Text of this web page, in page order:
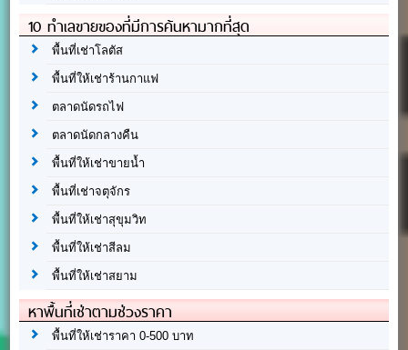
10 ทำเลขายของที่มีการค้นหามากที่สุด
พื้นที่เช่าโลตัส
พื้นที่ให้เช่าร้านกาแฟ
ตลาดนัดรถไฟ
ตลาดนัดกลางคืน
พื้นที่ให้เช่าขายน้ำ
พื้นที่เช่าจตุจักร
พื้นที่ให้เช่าสุขุมวิท
พื้นที่ให้เช่าสีลม
พื้นที่ให้เช่าสยาม
หาพื้นที่เช่าตามช่วงราคา
พื้นที่ให้เช่าราคา 0-500 บาท